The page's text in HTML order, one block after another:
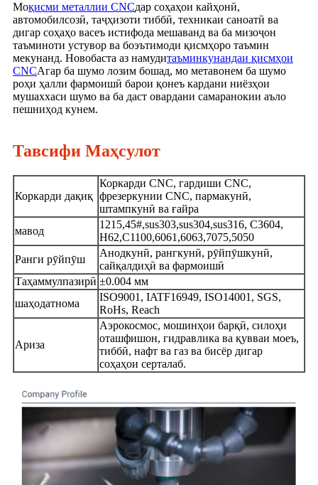
Моқисми металлии CNCдар соҳаҳои кайҳонӣ,
автомобилсозӣ, таҷҳизоти тиббӣ, техникаи саноатӣ ва
дигар соҳаҳо васеъ истифода мешаванд ва ба мизоҷон
таъминоти устувор ва боэътимоди қисмҳоро таъмин
мекунанд. Новобаста аз намудитаъминкунандаи қисмҳои
CNCАгар ба шумо лозим бошад, мо метавонем ба шумо
роҳи ҳалли фармоишӣ барои қонеъ кардани ниёзҳои
мушаххаси шумо ва ба даст овардани самаранокии аъло
пешниҳод кунем.
Тавсифи Маҳсулот
Коркарди дақиқ
Коркарди CNC, гардиши CNC,
фрезеркунии CNC, пармакунӣ,
штампкунӣ ва ғайра
мавод
1215,45#,sus303,sus304,sus316, C3604,
H62,C1100,6061,6063,7075,5050
Ранги рӯйпӯш
Анодкунӣ, рангкунӣ, рӯйпӯшкунӣ,
сайқалдиҳӣ ва фармоишӣ
Таҳаммулпазирӣ ±0.004 мм
шаҳодатнома
ISO9001, IATF16949, ISO14001, SGS,
RoHs, Reach
Ариза
Аэрокосмос, мошинҳои барқӣ, силоҳи
оташфишон, гидравлика ва қувваи моеъ,
тиббӣ, нафт ва газ ва бисёр дигар
соҳаҳои серталаб.